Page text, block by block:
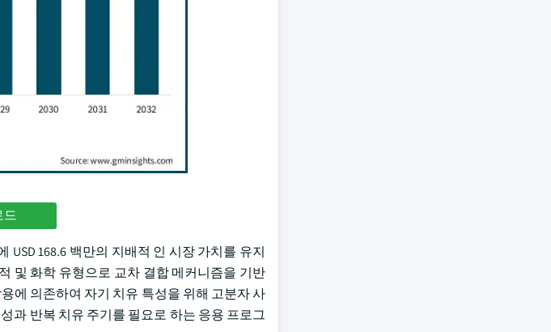
드
168.6 백만의 지배적 인 시장 가치를 유지
및 화학 유형으로 교차 결합 메커니즘을 기반
에 의존하여 자기 치유 특성을 위해 고분자 사
과 반복 치유 주기를 필요로 하는 응용 프로그